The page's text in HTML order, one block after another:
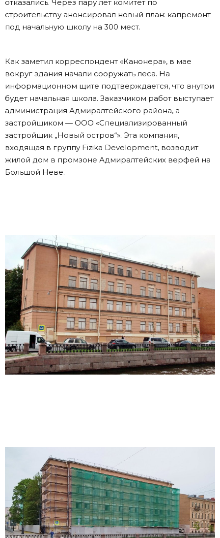
отказались. Через пару лет комитет по
строительству анонсировал новый план: капремонт
под начальную школу на 300 мест.
Как заметил корреспондент «Канонера», в мае
вокруг здания начали сооружать леса. На
информационном щите подтверждается, что внутри
будет начальная школа. Заказчиком работ выступает
администрация Адмиралтейского района, а
застройщиком — ООО «Специализированный
застройщик „Новый остров“». Эта компания,
входящая в группу Fizika Development, возводит
жилой дом в промзоне Адмиралтейских верфей на
Большой Неве.